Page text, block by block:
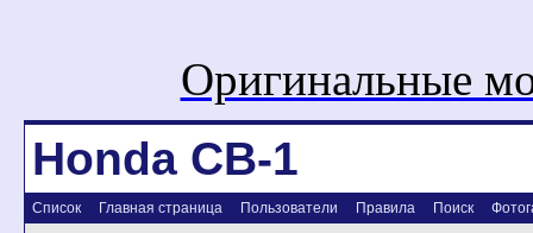
Оригинальные
Honda CB-1
Список Главная страница Пользователи Правила Поиск